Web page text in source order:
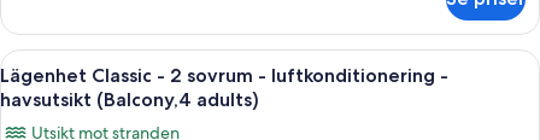
(Balcony,3
adults)
Classic
2
sovrum
Öppna
alla
Värdeförvaringsskåp på rummet,
22
Lägenhet Classic - 2 sovrum - luftkonditionering -
havsutsikt (Balcony,4 adults)
Utsikt mot stranden